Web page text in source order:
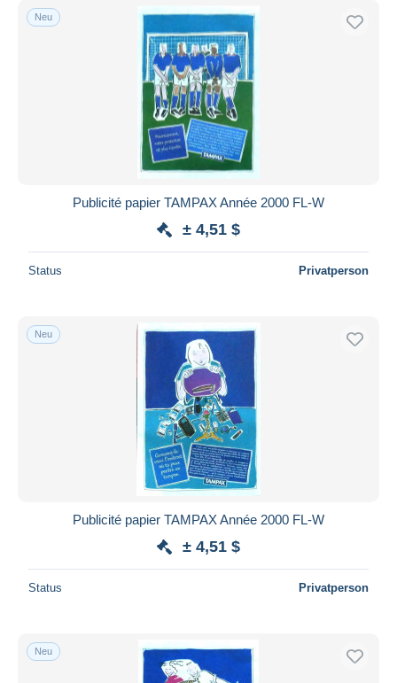
Neu
Publicité papier TAMPAX Année 2000 FL-W
± 4,51 $
Status Privatperson
Neu
Publicité papier TAMPAX Année 2000 FL-W
± 4,51 $
Status Privatperson
Neu